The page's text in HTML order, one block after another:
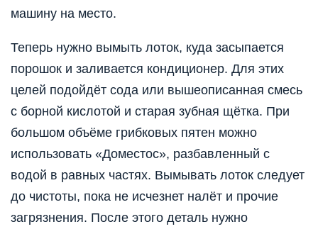
машину на место.
Теперь нужно вымыть лоток, куда засыпается
порошок и заливается кондиционер. Для этих
целей подойдёт сода или вышеописанная смесь
с борной кислотой и старая зубная щётка. При
большом объёме грибковых пятен можно
использовать «Доместос», разбавленный с
водой в равных частях. Вымывать лоток следует
до чистоты, пока не исчезнет налёт и прочие
загрязнения. После этого деталь нужно